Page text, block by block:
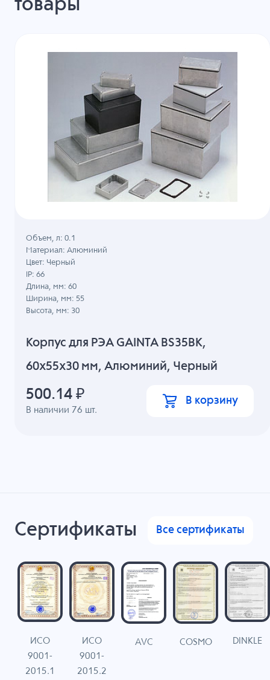
товары
Корпус для РЭА GAINTA BS35BK,
60x55x30 мм, Алюминий, Черный
В наличии 76 шт.
Объем, л: 0.1
Материал: Алюминий
Цвет: Черный
IP: 66
Длина, мм: 60
Ширина, мм: 55
Высота, мм: 30
500.14 ₽ В корзину
Сертификаты Все сертификаты
ИСО
9001-
2015.1
ИСО
9001-
2015.2
AVC COSMO DINKLE